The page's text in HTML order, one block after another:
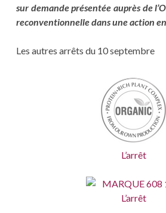
sur demande présentée auprès de
reconventionnelle dans une action
Les autres arrêts du 10 septembre
L’arrêt
L’arrêt